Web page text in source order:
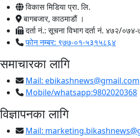
विकास मिडिया प्रा. लि.
बागबजार, काठमाडौं ।
दर्ता नं.: सूचना विभाग दर्ता नं. ४७२/
फोन नम्बर: ९७७-०१-५३१५८६४
समाचारका लागि
Mail: ebikashnews@gmail.com
Mobile/whatsapp:9802020368
विज्ञापनका लागि
Mail: